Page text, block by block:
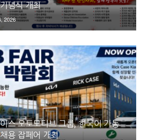
념식 개최
2026
스 오토모티브 그룹, 한국어 가능
용 잡페어 개최